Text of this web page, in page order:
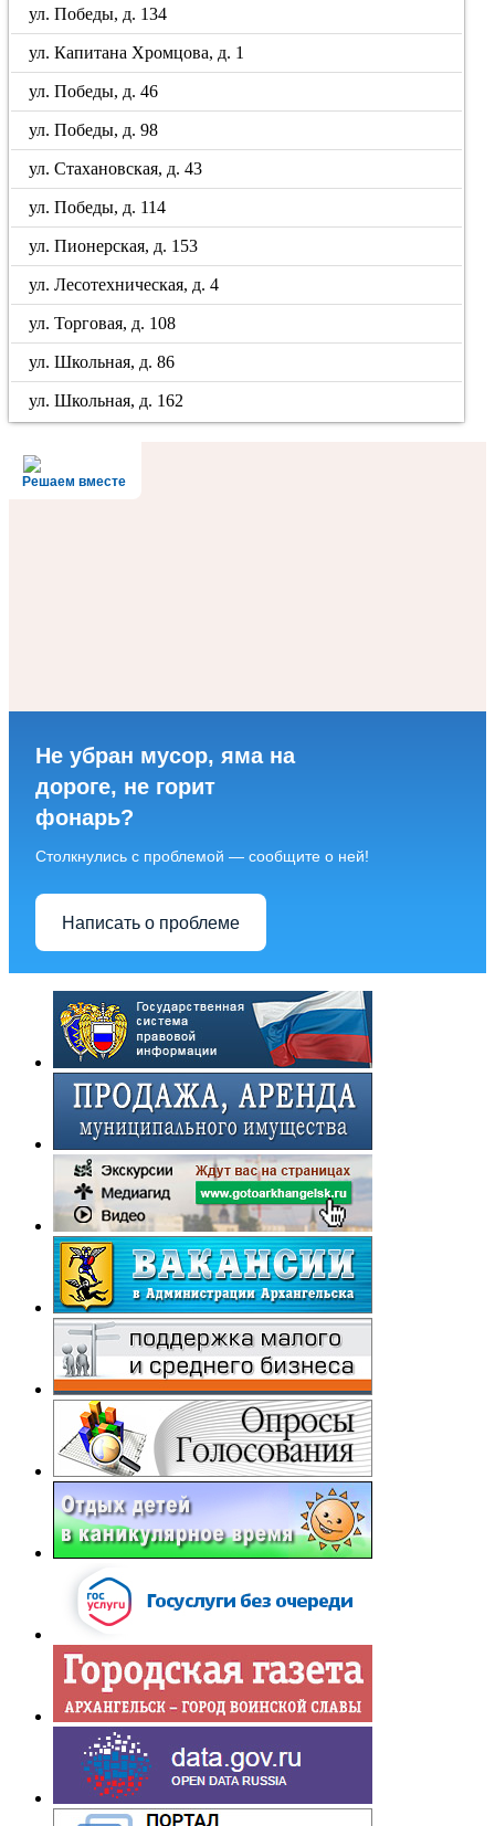
ул. Победы, д. 134
ул. Капитана Хромцова, д. 1
ул. Победы, д. 46
ул. Победы, д. 98
ул. Стахановская, д. 43
ул. Победы, д. 114
ул. Пионерская, д. 153
ул. Лесотехническая, д. 4
ул. Торговая, д. 108
ул. Школьная, д. 86
ул. Школьная, д. 162
Решаем вместе
Не убран мусор, яма на
дороге, не горит
фонарь?
Столкнулись с проблемой — сообщите о ней!
Написать о проблеме